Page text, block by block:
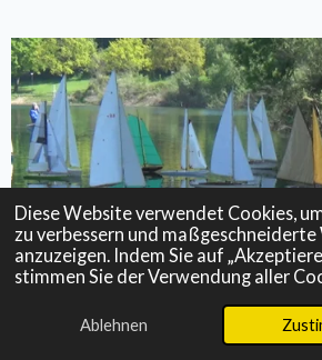
Diese Website verwendet Cookies,
zu verbessern und
anzuzeigen. Indem Sie auf
stimmen Sie der Verwendung aller
Ablehnen
Flaute unter der zweiten